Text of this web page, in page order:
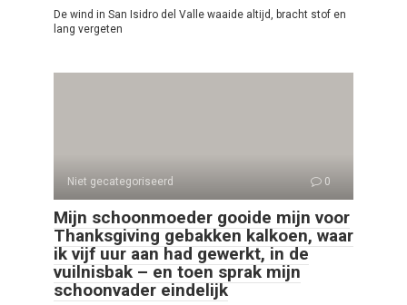
De wind in San Isidro del Valle waaide altijd, bracht stof en
lang vergeten
Niet gecategoriseerd 0
Mijn schoonmoeder gooide mijn voor
Thanksgiving gebakken kalkoen, waar
ik vijf uur aan had gewerkt, in de
vuilnisbak – en toen sprak mijn
schoonvader eindelijk